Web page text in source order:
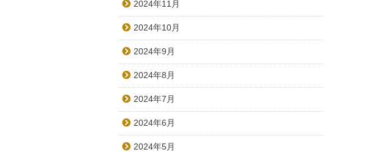
2024年11月
2024年10月
2024年9月
2024年8月
2024年7月
2024年6月
2024年5月